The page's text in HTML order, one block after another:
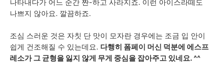
나타내다가 어느 순간 짠-하고 사라지죠. 이런 아이스라떼도
나쁘지 않아요. 깔끔하죠.
조심 스러운 것은 자칫 단 맛이 모자란 경우에는 조금 입 안이
쉽게 건조해질 수 있는데요. 다행히 폼페이 머신 덕분에 에스프
레소가 그 균형을 잃지 않게 무게 중심을 잡아주고 있네요. ^^